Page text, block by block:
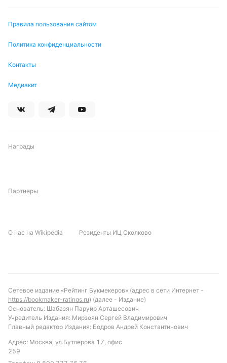
Правила пользования сайтом
Политика конфиденциальности
Контакты
Медиакит
Награды
Партнеры
О нас на Wikipedia Резиденты ИЦ Сколково
Сетевое издание «Рейтинг Букмекеров» (адрес в сети Интернет -
https://bookmaker-ratings.ru) (далее - Издание)
Основатель: Шабазян Паруйр Арташесович
Учредитель Издания: Мирзоян Сергей Владимирович
Главный редактор Издания: Бодров Андрей Константинович
Адрес: Москва, ул.Бутлерова 17, офис
259